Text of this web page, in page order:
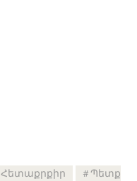
Հետաքրքիր
Պետք